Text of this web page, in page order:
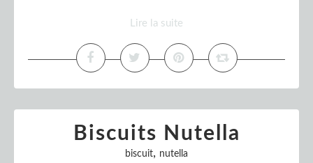
Lire la suite
Biscuits Nutella
biscuit, nutella